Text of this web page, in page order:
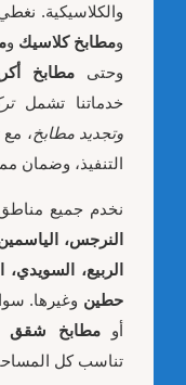
والكلاسيكية.
ومطابخ كلاسيك و
وحتى مطابخ
خدماتنا تشمل
وتجديد مطابخ
التنفيذ، وضمان
نخدم جميع
النرجس،
الربيع،
حطين وغيرها.
أومطابخ شقق
تناسب كل